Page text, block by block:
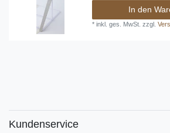
In den
*inkl. ges. MwSt. zzgl.
Kundenservice